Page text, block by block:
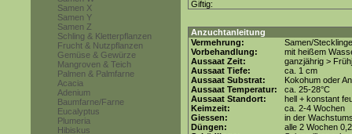
Samen X
Samen Y
Samen Z
Schling & Kletterpflanzen
Frucht & Nutzpflanzen
Gemüse & Gewürze
Mangroven & Teich
Palmen & Palmfarne
Acacia
Adenium
Baumfarne/Farne
Eucalyptus
Plumeria
Hibiskus
Giftig:
Anzuchtanleitung
Vermehrung:
Samen/Stecklinge
Vorbehandlung:
mit heißem
Aussaat Zeit:
ganzjährig >
Aussaat Tiefe:
ca. 1 cm
Aussaat Substrat:
Kokohum oder
Aussaat Temperatur:
ca. 25-28°C
Aussaat Standort:
hell + konstant
Keimzeit:
ca. 2-4 Wochen
Giessen:
in der
Düngen:
alle 2 Wochen